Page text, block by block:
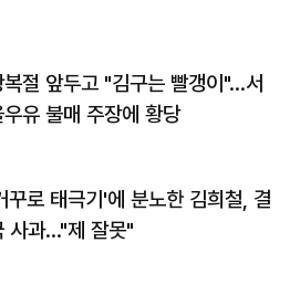
복절 앞두고 "김구는 빨갱이"…서
우유 불매 주장에 황당
꾸로 태극기'에 분노한 김희철, 결
사과…"제 잘못"